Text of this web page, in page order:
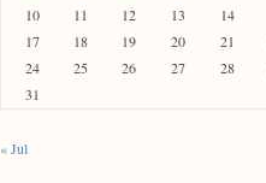
10
11 12 13 14
17
18 19 20 21
24
25 26 27 28
31
« Jul